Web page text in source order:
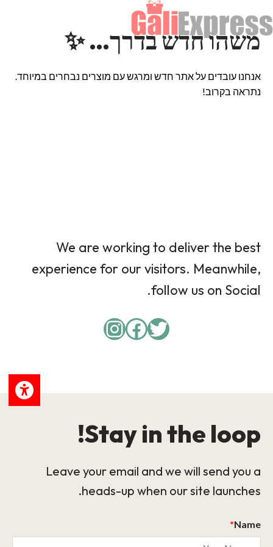
משהו חדש בדרך… ✨
אנחנו עובדים על אתר חדש ומרגש עם מוצרים נבחרים במיוחד.
נתראה בקרוב!
We are working to deliver the best
experience for our visitors. Meanwhile,
follow us on Social.
Twitter
Facebook
Instagram
Stay in the loop!
Leave your email and we will send you a
heads-up when our site launches.
Name
*